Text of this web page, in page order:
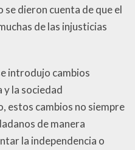
dieron cuenta de que el
de las injusticias
introdujo cambios
y la sociedad
estos cambios no siempre
de manera
la independencia o